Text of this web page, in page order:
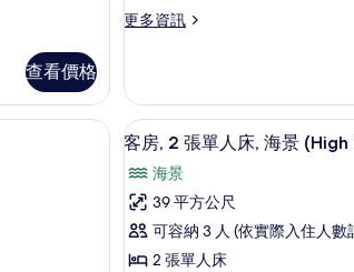
查看價格
雙
山
景
(High
Floor)
的
所
更多資訊
更
1
張
特
雙
人
床,
山
景
床, 海景 (High Floor) | 迷你吧、客房內保險箱、書桌、
顯
客
房,
2
5
客房, 2 張單人床, 海景 (High
海景
39 平方公尺
可容納 3 人 (依實際入住人數
2 張單人床